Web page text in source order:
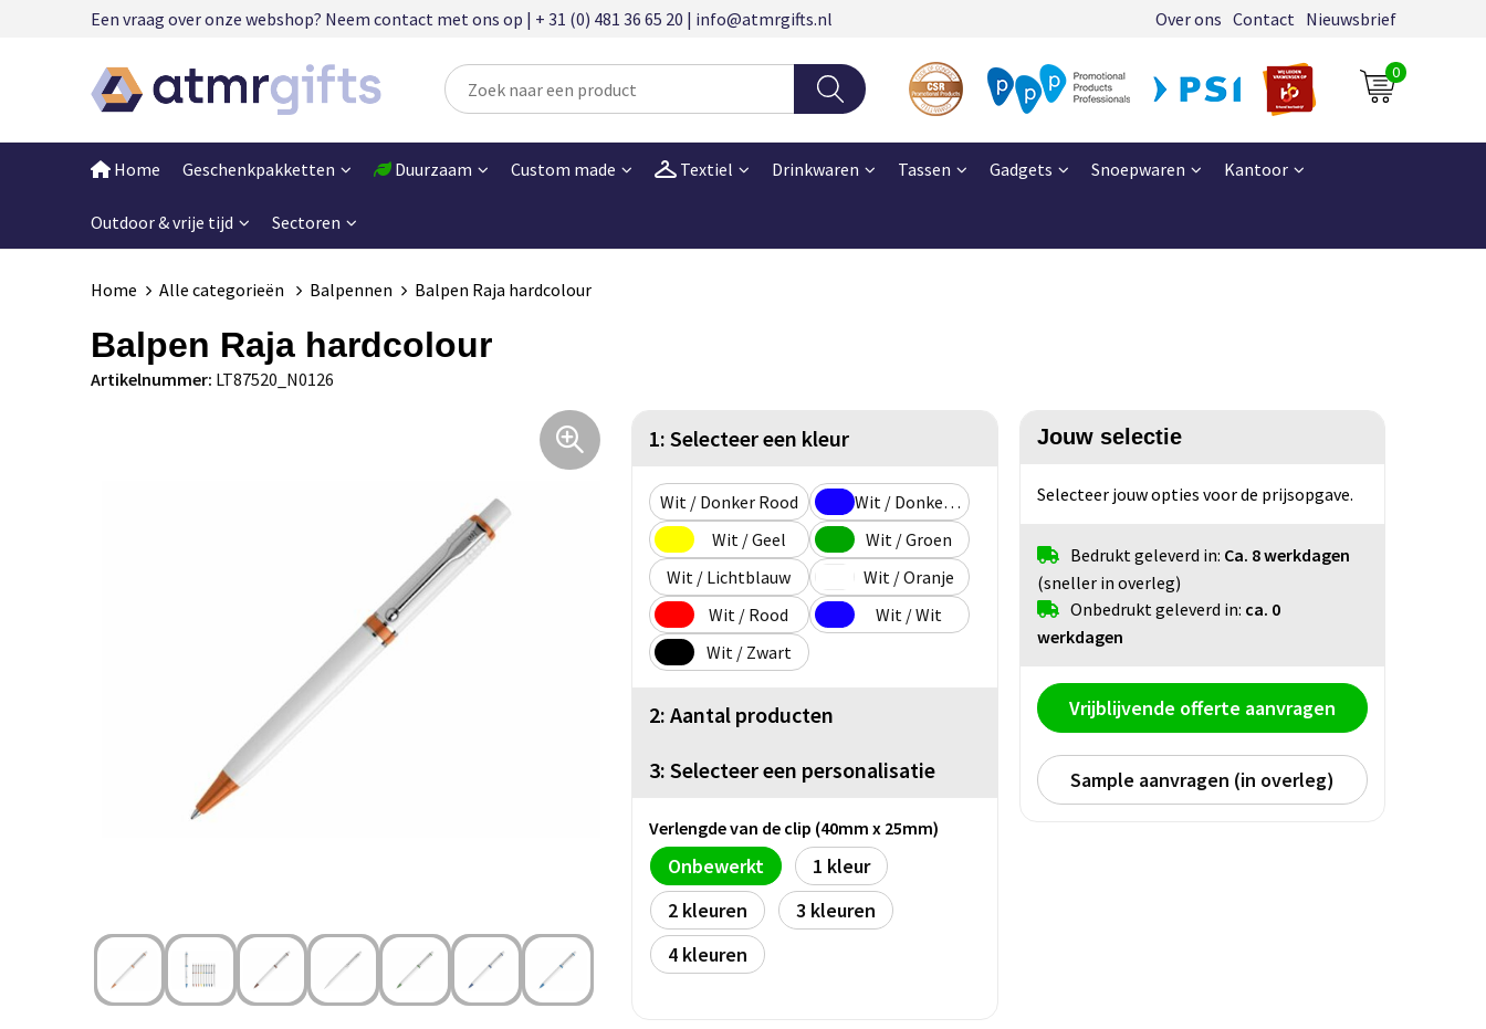
Een vraag over onze webshop? Neem contact met ons op | + 31 (0) 481 36 65 20 | info@atmrgifts.nl Over ons Contact Nieuwsbrief
0
Home Geschenkpakketten Duurzaam Custom made Textiel Drinkwaren Tassen Gadgets Snoepwaren Kantoor
Outdoor & vrije tijd Sectoren
Home Alle categorieën Balpennen Balpen Raja hardcolour
Balpen Raja hardcolour
Artikelnummer: LT87520_N0126
1: Selecteer een kleur
Wit / Donker Rood
Wit / Donkerblauw
Wit / Geel
Wit / Groen
Wit / Lichtblauw
Wit / Oranje
Wit / Rood
Wit / Wit
Wit / Zwart
2: Aantal producten
3: Selecteer een personalisatie
Verlengde van de clip (40mm x 25mm)
Onbewerkt
1
2
3
4
Jouw selectie
Selecteer jouw opties voor de prijsopgave.
Bedrukt geleverd in: Ca. 8 werkdagen
(sneller in overleg)
Onbedrukt geleverd in: ca. 0
werkdagen
Vrijblijvende offerte aanvragen
Sample aanvragen (in overleg)